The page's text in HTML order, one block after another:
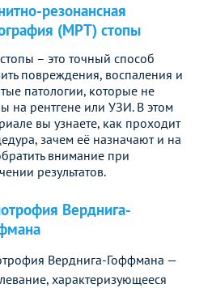
резонансная
(МРТ) стопы
– это точный способ
повреждения, воспаления и
патологии, которые не
на рентгене или УЗИ. В этом
вы узнаете, как проходит
зачем её назначают и на
внимание при
результатов.
Верднига-
Верднига-Гоффмана —
характеризующееся